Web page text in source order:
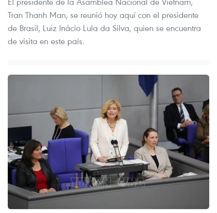
Tran Thanh Man, se reunió hoy aquí con el presidente
de Brasil, Luiz Inácio Lula da Silva, quien se encuentra
de visita en este país.